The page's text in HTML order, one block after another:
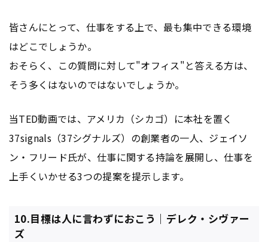
皆さんにとって、仕事をする上で、最も集中できる環境
はどこでしょうか。
おそらく、この質問に対して"オフィス"と答える方は、
そう多くはないのではないでしょうか。
当TED動画では、アメリカ（シカゴ）に本社を置く
37signals（37シグナルズ）の創業者の一人、ジェイソ
ン・フリード氏が、仕事に関する持論を展開し、仕事を
上手くいかせる3つの提案を提示します。
10.目標は人に言わずにおこう｜デレク・シヴァー
ズ